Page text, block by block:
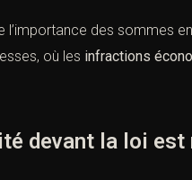
l’importance des sommes
où les infractions
la loi est